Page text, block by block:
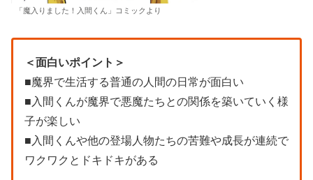
「魔入りました！入間くん」コミックより
＜面白いポイント＞
■魔界で生活する普通の人間の日常が面白い
■入間くんが魔界で悪魔たちとの関係を築いていく様
子が楽しい
■入間くんや他の登場人物たちの苦難や成長が連続で
ワクワクとドキドキがある